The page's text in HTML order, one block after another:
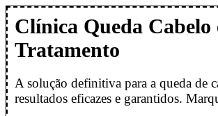
Clínica Queda Cabelo
Tratamento
A solução definitiva para a queda de
resultados eficazes e garantidos.